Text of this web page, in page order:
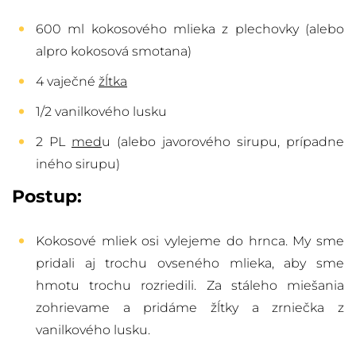
600 ml kokosového mlieka z plechovky (alebo
alpro kokosová smotana)
4 vaječné žĺtka
1/2 vanilkového lusku
2 PL medu (alebo javorového sirupu, prípadne
iného sirupu)
Postup:
Kokosové mliek osi vylejeme do hrnca. My sme
pridali aj trochu ovseného mlieka, aby sme
hmotu trochu rozriedili. Za stáleho miešania
zohrievame a pridáme žĺtky a zrniečka z
vanilkového lusku.